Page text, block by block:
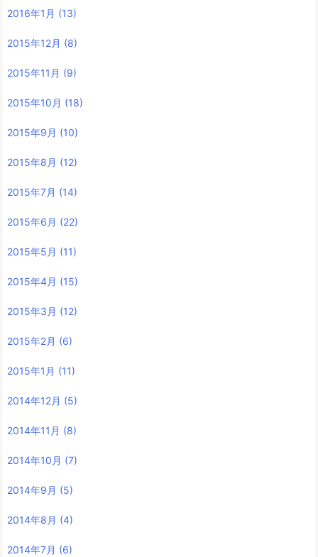
2016年1月 (13)
2015年12月 (8)
2015年11月 (9)
2015年10月 (18)
2015年9月 (10)
2015年8月 (12)
2015年7月 (14)
2015年6月 (22)
2015年5月 (11)
2015年4月 (15)
2015年3月 (12)
2015年2月 (6)
2015年1月 (11)
2014年12月 (5)
2014年11月 (8)
2014年10月 (7)
2014年9月 (5)
2014年8月 (4)
2014年7月 (6)